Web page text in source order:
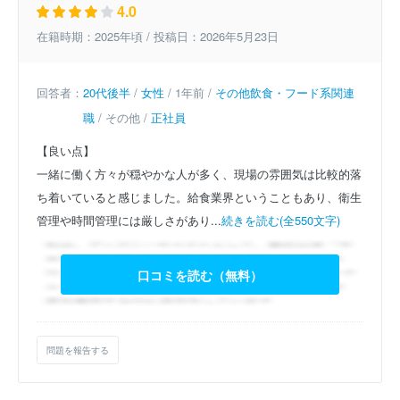
4.0
在籍時期：2025年頃 / 投稿日：2026年5月23日
回答者： 20代後半 / 女性 / 1年前 / その他飲食・フード系関連
職 / その他 / 正社員
【良い点】
一緒に働く方々が穏やかな人が多く、現場の雰囲気は比較的落
ち着いていると感じました。給食業界ということもあり、衛生
管理や時間管理には厳しさがあり...続きを読む(全550文字)
口コミを読む（無料）
問題を報告する